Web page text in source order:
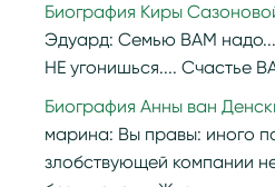
Биография Киры
Эдуард: Семью ВАМ
НЕ угонишься.... Счастье
Биография Анны ван
марина: Вы правы: иного
злобствующей компании